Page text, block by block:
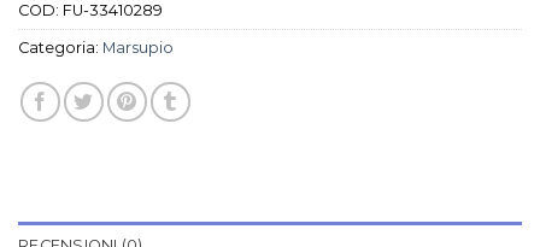
COD: FU-33410289
Categoria: Marsupio